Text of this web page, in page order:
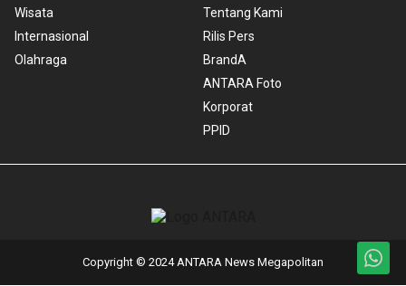
Wisata
Internasional
Olahraga
Tentang Kami
Rilis Pers
BrandA
ANTARA Foto
Korporat
PPID
Copyright © 2024 ANTARA News Megapolitan